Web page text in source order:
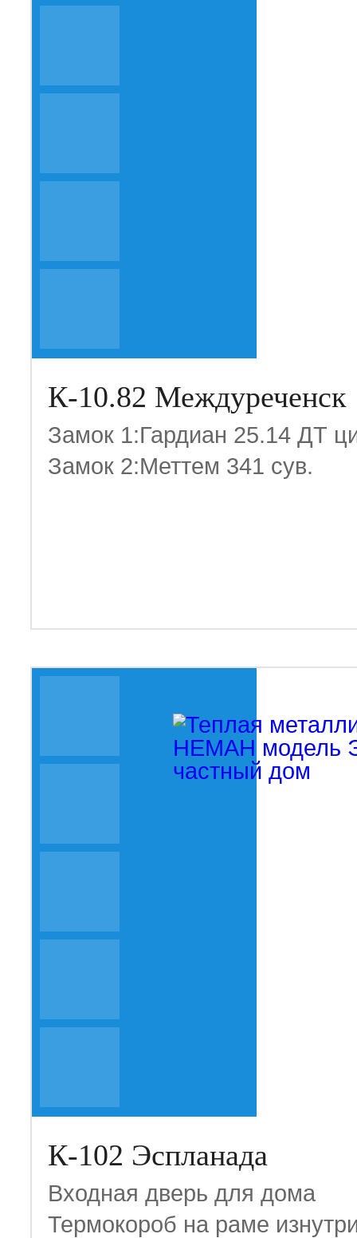
К-10.82 Междуреченск
Замок 1:Гардиан 25.14 ДТ
Замок 2:Меттем 341 сув.
К-102 Эспланада
Входная дверь для дома
Термокороб на раме